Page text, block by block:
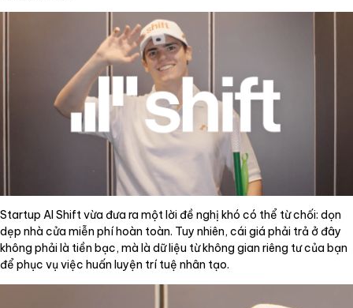
Startup AI Shift vừa đưa ra một lời đề nghị khó có thể từ chối: dọn
dẹp nhà cửa miễn phí hoàn toàn. Tuy nhiên, cái giá phải trả ở đây
không phải là tiền bạc, mà là dữ liệu từ không gian riêng tư của bạn
để phục vụ việc huấn luyện trí tuệ nhân tạo.